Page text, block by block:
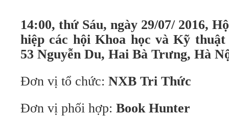
14:00, thứ Sáu, ngày 29/07/ 2016,
hiệp các hội Khoa học và Kỹ
53 Nguyễn Du, Hai Bà Trưng, Hà
Đơn vị tổ chức: NXB Tri Thức
Đơn vị phối hợp: Book Hunter